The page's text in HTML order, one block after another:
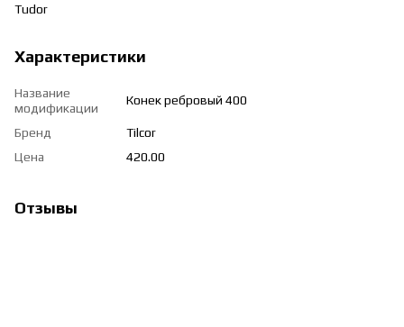
Tudor
Характеристики
Название
модификации
Конек ребровый 400
Бренд
Tilcor
Цена
420.00
Отзывы